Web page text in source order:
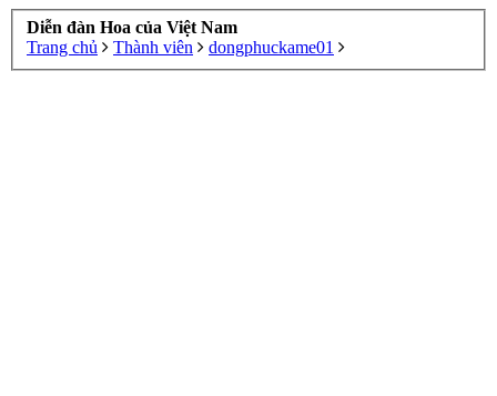
Diễn đàn Hoa của Việt Nam
Trang chủ
Thành viên dongphuckame01